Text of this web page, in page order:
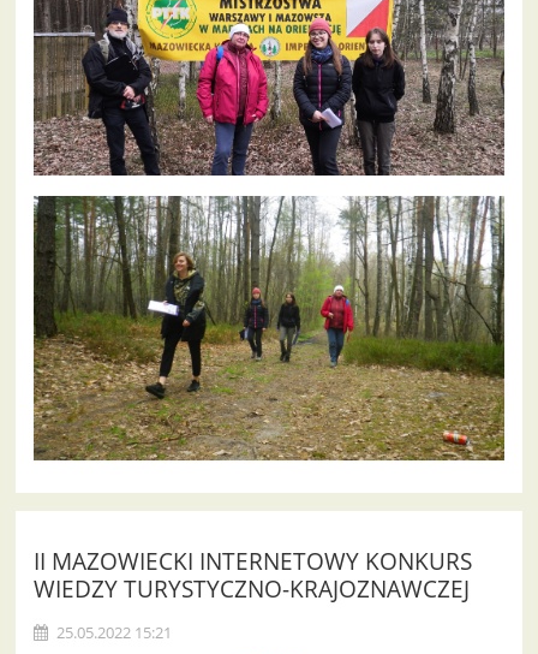
II MAZOWIECKI INTERNETOWY KONKURS
WIEDZY TURYSTYCZNO-KRAJOZNAWCZEJ
25.05.2022 15:21